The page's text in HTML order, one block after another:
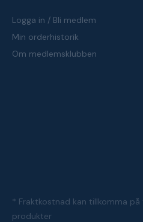
Logga in / Bli medlem
Min orderhistorik
Om medlemsklubben
* Fraktkostnad kan tillkomma
produkter